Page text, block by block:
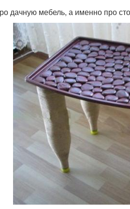
дачную мебель, а именно про